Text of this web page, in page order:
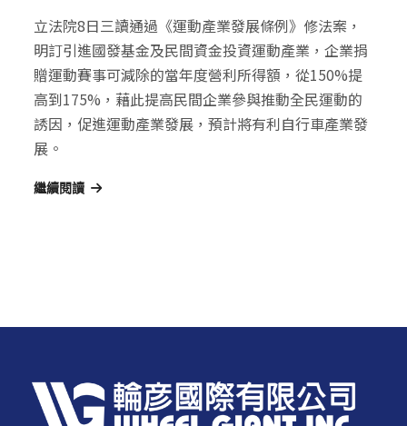
立法院8日三讀通過《運動產業發展條例》修法案，
明訂引進國發基金及民間資金投資運動產業，企業捐
贈運動賽事可減除的當年度營利所得額，從150%提
高到175%，藉此提高民間企業參與推動全民運動的
誘因，促進運動產業發展，預計將有利自行車產業發
展。
繼續閱讀